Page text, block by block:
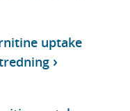
uptake